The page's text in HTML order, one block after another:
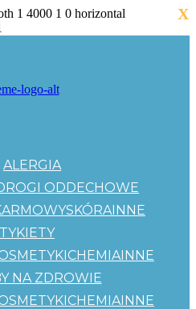
1 4000 1 0 horizontal
ALERGIA
ODDECHOWE
SKÓRAINNE
CHEMIAINNE
NA ZDROWIE
CHEMIAINNE
X